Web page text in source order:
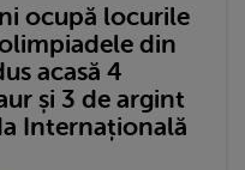
ocupă locurile
din
acasă 4
și 3 de argint
Internațională